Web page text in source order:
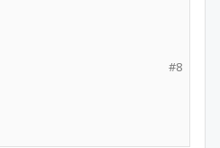
#8